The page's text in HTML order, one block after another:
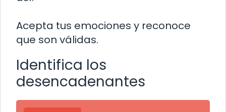
Acepta tus emociones y reconoce
que son válidas.
Identifica los
desencadenantes